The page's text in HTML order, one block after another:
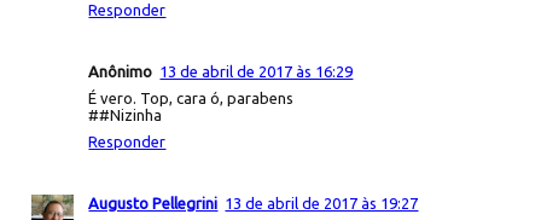
Responder
Anônimo 13 de abril de 2017 às 16:29
É vero. Top, cara ó, parabens
##Nizinha
Responder
Augusto Pellegrini 13 de abril de 2017 às 19:27